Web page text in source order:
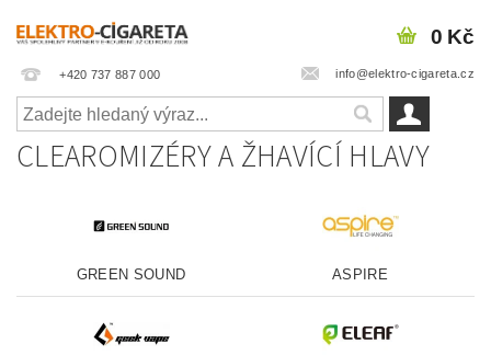
+420 737 887 000 info@elektro-cigareta.cz
0 Kč
CLEAROMIZÉRY A ŽHAVÍCÍ HLAVY
GREEN SOUND ASPIRE